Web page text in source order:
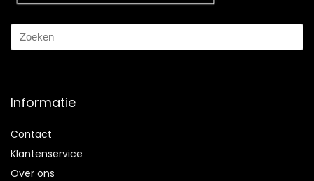
Informatie
Contact
Klantenservice
Over ons